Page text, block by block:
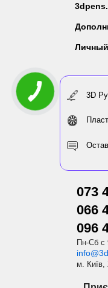
3D
073
066
096
Пн-Сб с
м.